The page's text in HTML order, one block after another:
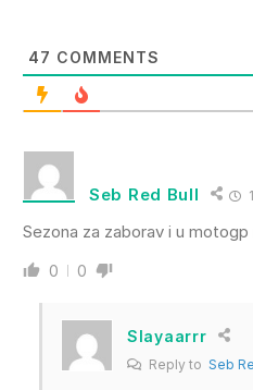
47 COMMENTS
Seb Red Bull
Sezona za zaborav i u
0 0
Slayaarrr
Reply to Seb